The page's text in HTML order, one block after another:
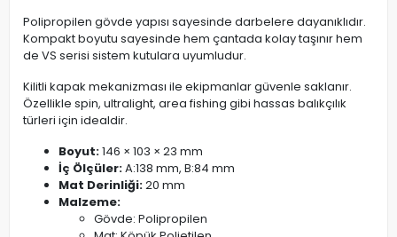
Polipropilen gövde yapısı sayesinde darbelere dayanıklıdır.
Kompakt boyutu sayesinde hem çantada kolay taşınır hem
de VS serisi sistem kutulara uyumludur.
Kilitli kapak mekanizması ile ekipmanlar güvenle saklanır.
Özellikle spin, ultralight, area fishing gibi hassas balıkçılık
türleri için idealdir.
Boyut:146 × 103 × 23 mm
İç Ölçüler:A:138 mm, B:84 mm
Mat Derinliği:20 mm
Malzeme:
Gövde: Polipropilen